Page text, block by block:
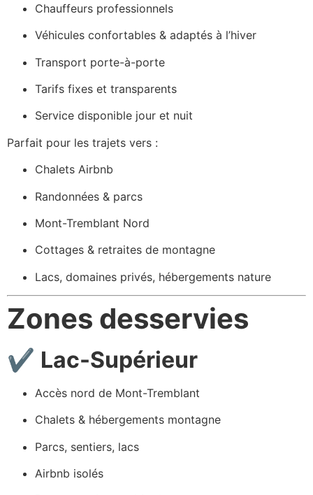
Chauffeurs professionnels
Véhicules confortables & adaptés à l’hiver
Transport porte-à-porte
Tarifs fixes et transparents
Service disponible jour et nuit
Parfait pour les trajets vers :
Chalets Airbnb
Randonnées & parcs
Mont-Tremblant Nord
Cottages & retraites de montagne
Lacs, domaines privés, hébergements nature
Zones desservies
✔ Lac-Supérieur
Accès nord de Mont-Tremblant
Chalets & hébergements montagne
Parcs, sentiers, lacs
Airbnb isolés